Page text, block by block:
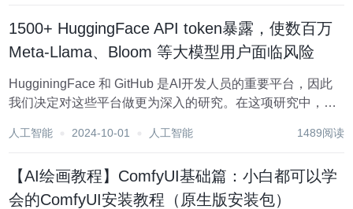
1500+ HuggingFace API token暴露，使数百万
Meta-Llama、Bloom 等大模型用户面临风险
HugginingFace 和 GitHub 是AI开发人员的重要平台，因此
我们决定对这些平台做更为深入的研究。在这项研究中，我
者，使数百万最终用户可能受到攻击。 本文的主要内容包
人工智能 2024-10-01 人工智能 1489阅读
【AI绘画教程】ComfyUI基础篇：小白都可以学
会的ComfyUI安装教程（原生版安装包）